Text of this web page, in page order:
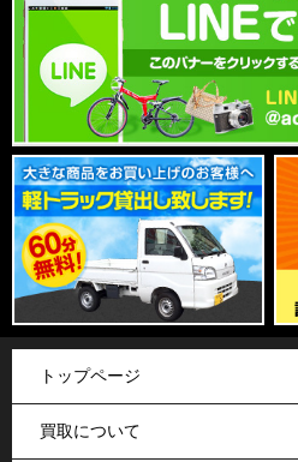
トップページ
買取について